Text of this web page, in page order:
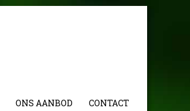
ONS AANBOD CONTACT